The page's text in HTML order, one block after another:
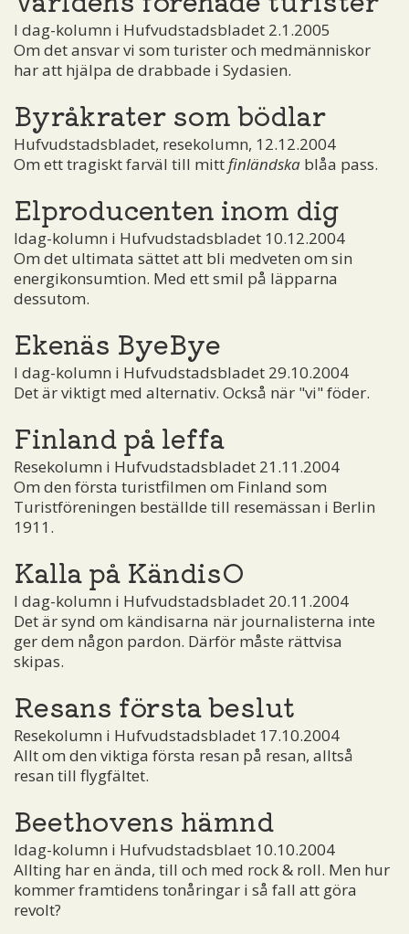
I dag-kolumn i Hufvudstadsbladet 2.1.2005
Om det ansvar vi som turister och medmänniskor
har att hjälpa de drabbade i Sydasien.
Byråkrater som bödlar
Hufvudstadsbladet, resekolumn, 12.12.2004
Om ett tragiskt farväl till mittfinländska blåa pass.
Elproducenten inom dig
Idag-kolumn i Hufvudstadsbladet 10.12.2004
Om det ultimata sättet att bli medveten om sin
energikonsumtion. Med ett smil på läpparna
dessutom.
Ekenäs ByeBye
I dag-kolumn i Hufvudstadsbladet 29.10.2004
Det är viktigt med alternativ. Också när "vi" föder.
Finland på leffa
Resekolumn i Hufvudstadsbladet 21.11.2004
Om den första turistfilmen om Finland som
Turistföreningen beställde till resemässan i Berlin
1911.
Kalla på KändisO
I dag-kolumn i Hufvudstadsbladet 20.11.2004
Det är synd om kändisarna när journalisterna inte
ger dem någon pardon. Därför måste rättvisa
skipas.
Resans första beslut
Resekolumn i Hufvudstadsbladet 17.10.2004
Allt om den viktiga första resan på resan, alltså
resan till flygfältet.
Beethovens hämnd
Idag-kolumn i Hufvudstadsblaet 10.10.2004
Allting har en ända, till och med rock & roll. Men hur
kommer framtidens tonåringar i så fall att göra
revolt?